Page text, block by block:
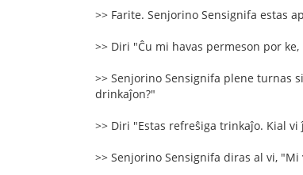
>> Farite. Senjorino Sensignifa estas
>> Diri "Ĉu mi havas permeson por
>> Senjorino Sensignifa plene turnas
drinkaĵon?"
>> Diri "Estas refreŝiga trinkaĵo. Kial
>> Senjorino Sensignifa diras al vi,